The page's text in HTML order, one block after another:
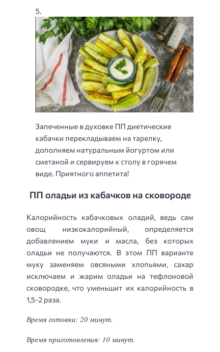
Запеченные в духовке ПП диетические
кабачки перекладываем на тарелку,
дополняем натуральным йогуртом или
сметаной и сервируем к столу в горячем
виде. Приятного аппетита!
ПП оладьи из кабачков на сковороде
Калорийность кабачковых оладий, ведь сам
овощ низкокалорийный, определяется
добавлением муки и масла, без которых
оладьи не получаются. В этом ПП варианте
муку заменяем овсяными хлопьями, сахар
исключаем и жарим оладьи на тефлоновой
сковородке, что уменьшит их калорийность в
1,5-2 раза.
Время готовки: 20 минут.
Время приготовления: 10 минут.